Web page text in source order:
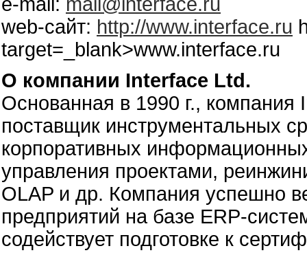
web-сайт: http://www.interface.ru
target=_blank>www.interface.ru
О компании Interface Ltd.
Основанная в 1990 г.,
поставщик инструментальных
корпоративных
управления проектами,
OLAP и др. Компания успешно
предприятий на базе ERP-
содействует подготовке к